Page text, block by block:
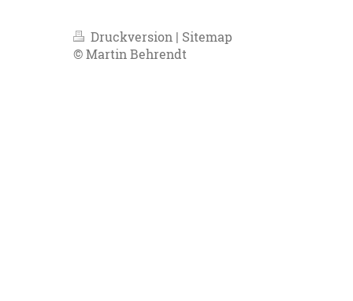
Druckversion | Sitemap
© Martin Behrendt